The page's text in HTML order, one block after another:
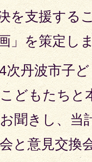
を支援する
」を策定し
次丹波市子
どもたちと
聞きし、当
と意見交換